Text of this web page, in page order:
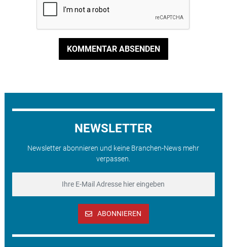
KOMMENTAR ABSENDEN
NEWSLETTER
Newsletter abonnieren und keine Branchen-News mehr
verpassen.
ABONNIEREN